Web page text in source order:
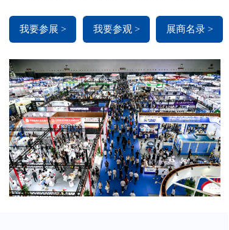
我要参展 > 我要参观 > 展商名录 >